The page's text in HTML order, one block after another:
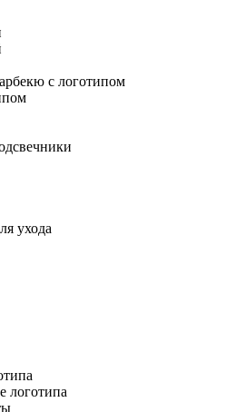
с логотипом
ухода
логотипа